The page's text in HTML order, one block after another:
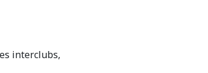
interclubs,